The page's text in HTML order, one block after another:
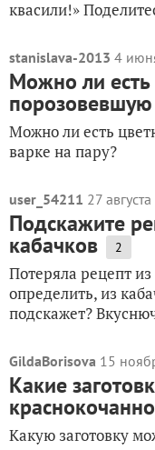
квасили!»
stanislava-2013 4
Можно ли есть
Можно ли есть
варке на пару?
user_54211 27
Подскажите
кабачков 2
Потеряла рецепт
определить, из
подскажет?
GildaBorisova 15
Какие
Какую заготовку